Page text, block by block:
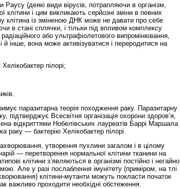
Раусу (деякі види вірусів, потрапляючи в організм,
і цим викликають серйозні зміни в певних
клітина із зміненою ДНК може не давати про себе
в стані сплячки, і тільки під впливом комплексу
або ультрафіолетового випромінювання,
й інше, вона може активізуватися і переродитися на
пілорі;
паразитарна теорія походження раку. Паразитарну
підтверджує Всесвітня організація охорони здоров’я,
відкриттями Нобелівських лауреатів Баррі Маршала
раку — бактерію Хелікобактер пілорі.
утворення пухлини загалом і в цілому
— перетворення нормальної клітини тканини на
клітини з’являються в організмі постійно і негайно
Але у разі послаблення імунітету (приміром, на тлі
клітини-мутанти можуть покласти початок
важливо проходити необхідні обстеження.